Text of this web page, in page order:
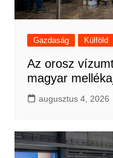
Gazdaság Külföld
Az orosz
magyar
augusztus 4, 2026